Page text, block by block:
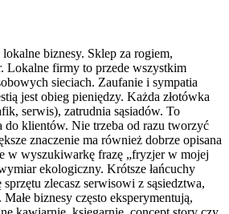
biznesy. Sklep za rogiem,
Lokalne firmy to przede wszystkim
sieciach. Zaufanie i sympatia
jest obieg pieniędzy. Każda złotówka
serwis), zatrudnia sąsiadów. To
do klientów. Nie trzeba od razu tworzyć
znaczenie ma również dobrze opisana
w wyszukiwarkę frazę „fryzjer w mojej
ekologiczny. Krótsze łańcuchy
zlecasz serwisowi z sąsiedztwa,
biznesy często eksperymentują,